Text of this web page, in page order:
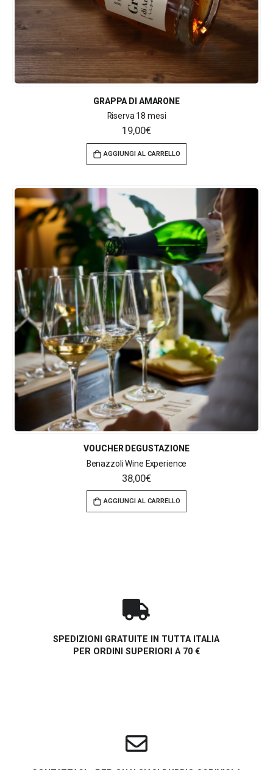
GRAPPA DI AMARONE
Riserva 18 mesi
19,00€
AGGIUNGI AL CARRELLO
VOUCHER DEGUSTAZIONE
Benazzoli Wine Experience
38,00€
AGGIUNGI AL CARRELLO
SPEDIZIONI GRATUITE IN TUTTA ITALIA
PER ORDINI SUPERIORI A 70 €